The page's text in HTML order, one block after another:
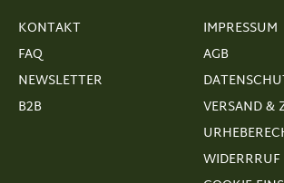
KONTAKT
FAQ
NEWSLETTER
B2B
IMPRESSUM
AGB
VERSAND &
WIDERRRUF